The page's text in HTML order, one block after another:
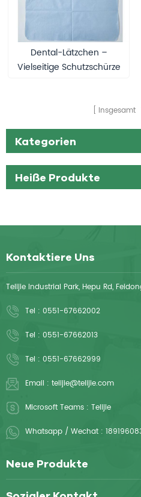
Dental-Lätzchen –
Vielseitige Schutzschürze
Insgesamt
Kategorien
Heiße Produkte
Kontaktiere Uns
Telijie Industrial Park, Hepu Rd,
Tel : 0551-67662002
Tel : 0551-67662013
Tel : 0551-67662999
Email : telijie@telijie.com
Microsoft Teams : Telijie
Whatsapp / Wechat :
Neue Produkte